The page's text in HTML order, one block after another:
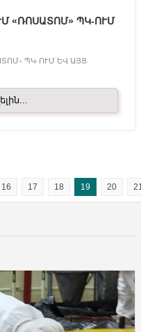
«ՌՈՍԱՏՈՄ» ՊԿ-ՈՒՄ
ՊԿ-ՈՒՄ ԵՎ ԱՅՑ
16 17 18 19 20